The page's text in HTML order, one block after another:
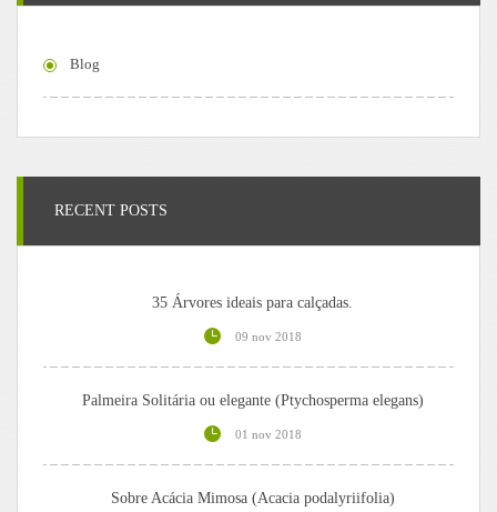
Blog
RECENT POSTS
35 Árvores ideais para calçadas.
09 nov 2018
Palmeira Solitária ou elegante (Ptychosperma elegans)
01 nov 2018
Sobre Acácia Mimosa (Acacia podalyriifolia)